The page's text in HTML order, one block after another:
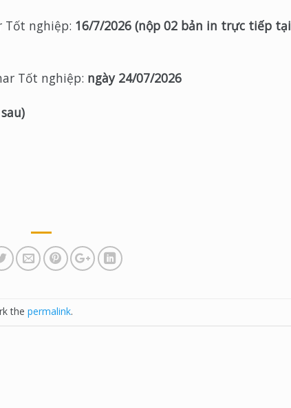
Tốt nghiệp: 16/7/2026 (nộp 02 bản in trực tiếp tại
Tốt nghiệp: ngày 24/07/2026
the permalink.